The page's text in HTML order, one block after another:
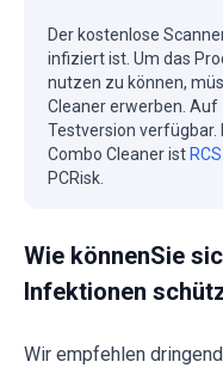
Der kostenlose
infiziert ist. Um das
nutzen zu können,
Cleaner erwerben.
Testversion verfügbar.
Combo Cleaner ist
PCRisk.
Wie könnenSie
Infektionen
Wir empfehlen